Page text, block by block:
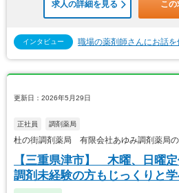
求人の詳細を見る この
インタビュー 職場の薬剤師さんにお話
更新日：2026年5月29日
正社員 調剤薬局
杜の街調剤薬局 有限会社あゆみ調剤薬局の
【三重県津市】 木曜、日曜定
調剤未経験の方もじっくりと学